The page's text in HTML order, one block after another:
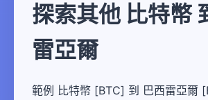
探索其他 比特幣
雷亞爾
範例 比特幣 [BTC] 到 巴西雷亞爾